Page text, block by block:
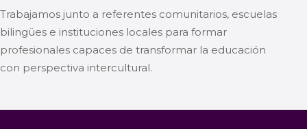
Trabajamos junto a referentes comunitarios, escuelas
bilingües e instituciones locales para formar
profesionales capaces de transformar la educación
con perspectiva intercultural.